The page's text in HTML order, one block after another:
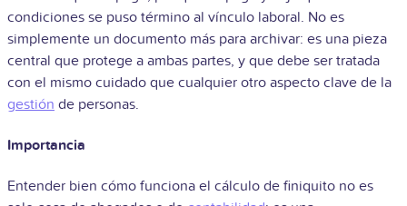
condiciones se puso término al vínculo laboral. No es
simplemente un documento más para archivar: es una pieza
central que protege a ambas partes, y que debe ser tratada
con el mismo cuidado que cualquier otro aspecto clave de la
gestión de personas.
Importancia
Entender bien cómo funciona el cálculo de finiquito no es